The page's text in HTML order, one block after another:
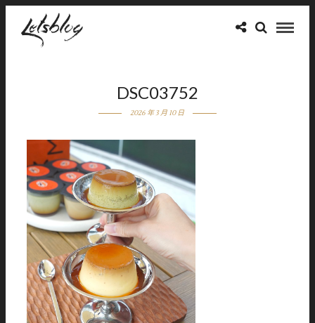
DSC03752
2026 年 3 月 10 日